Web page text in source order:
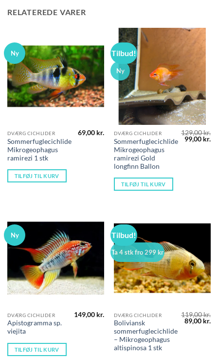
RELATEREDE VARER
Ny
DVÆRG CICHLIDER
Sommerfuglecichlide
Mikrogeophagus
ramirezi 1 stk
69,00 kr.
TILFØJ TIL KURV
Tilbud!
Ny
DVÆRG CICHLIDER
Sommerfuglecichlide
Mikrogeophagus
ramirezi Gold
longfinn Ballon
129,00kr.
Den
99,00 kr.
TILFØJ TIL KURV
Ny
DVÆRG CICHLIDER
Apistogramma sp.
viejita
149,00 kr.
TILFØJ TIL KURV
Tilbud!
Ta 4 stk fro 299 kr
DVÆRG CICHLIDER
Boliviansk
sommerfuglecichlide
– Mikrogeophagus
altispinosa 1 stk
119,00kr.
Den
89,00 kr.